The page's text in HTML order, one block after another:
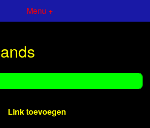
Menu +
Link toevoegen